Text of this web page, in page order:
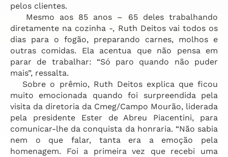
pelos clientes.
Mesmo aos 85 anos – 65 deles trabalhando
diretamente na cozinha -, Ruth Deitos vai todos os
dias para o fogão, preparando carnes, molhos e
outras comidas. Ela acentua que não pensa em
parar de trabalhar: “Só paro quando não puder
mais”, ressalta.
Sobre o prêmio, Ruth Deitos explica que ficou
muito emocionada quando foi surpreendida pela
visita da diretoria da Cmeg/Campo Mourão, liderada
pela presidente Ester de Abreu Piacentini, para
comunicar-lhe da conquista da honraria. “Não sabia
nem o que falar, tanta era a emoção pela
homenagem. Foi a primeira vez que recebi uma